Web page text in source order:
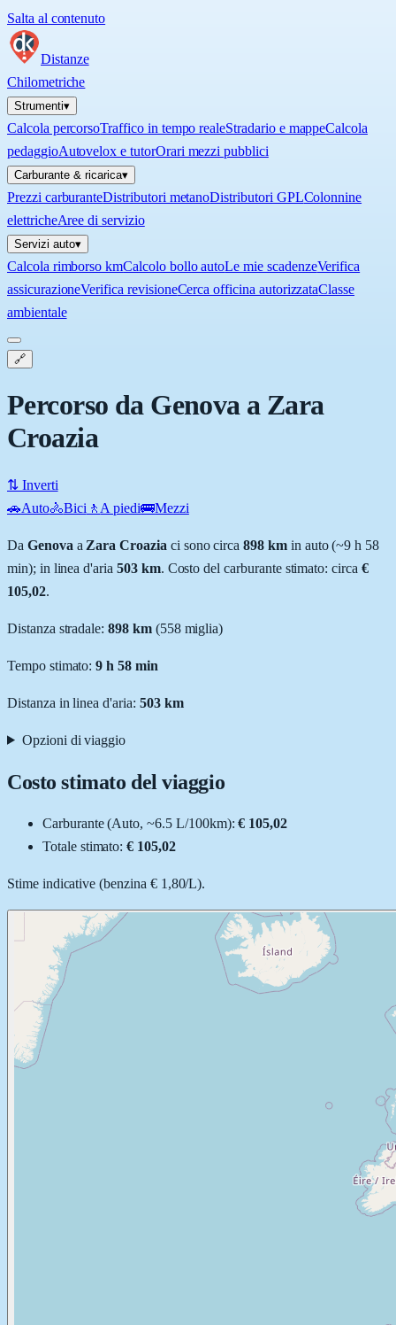
Salta al contenuto
Distanze
Chilometriche
Strumenti▾
Calcola percorsoTraffico in tempo realeStradario e mappeCalcola
pedaggioAutovelox e tutorOrari mezzi pubblici
Carburante & ricarica▾
Prezzi carburanteDistributori metanoDistributori GPLColonnine
elettricheAree di servizio
Servizi auto▾
Calcola rimborso kmCalcolo bollo autoLe mie scadenzeVerifica
assicurazioneVerifica revisioneCerca officina autorizzataClasse
ambientale
🔗
Percorso da Genova a Zara
Croazia
⇅ Inverti
🚗Auto🚴Bici 🚶 A piedi🚌Mezzi
Da Genova a Zara Croazia ci sono circa 898 kmin auto (~9 h 58
min); in linea d'aria 503km. Costo del carburante stimato: circa €
105,02.
Distanza stradale:898km (558miglia)
Tempo stimato:9 h 58 min
Distanza in linea d'aria: 503km
Opzioni di viaggio
Costo stimato del viaggio
Carburante (Auto, ~6.5 L/100km): € 105,02
Totale stimato:€ 105,02
Stime indicative (benzina € 1,80/L).